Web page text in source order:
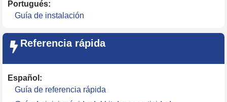
Portugués:
Guía de instalación
Referencia rápida
Español:
Guía de referencia rápida